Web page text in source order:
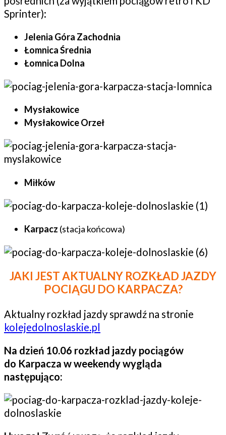
Sprinter):
Jelenia Góra Zachodnia
Łomnica Średnia
Łomnica Dolna
Mysłakowice
Mysłakowice Orzeł
Miłków
Karpacz (stacja końcowa)
JAKI JEST AKTUALNY ROZKŁAD JAZDY
POCIĄGU DO KARPACZA?
Aktualny rozkład jazdy sprawdź na stronie
kolejedolnoslaskie.pl
Na dzień 10.06 rozkład jazdy pociągów
do Karpacza w weekendy wygląda
następująco: